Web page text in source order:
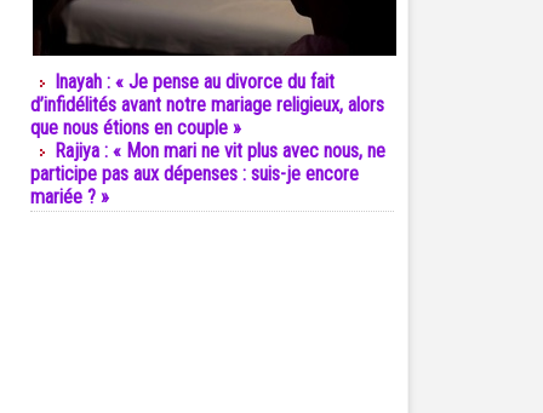
Inayah : « Je pense au divorce du fait
d’infidélités avant notre mariage religieux, alors
que nous étions en couple »
Rajiya : « Mon mari ne vit plus avec nous, ne
participe pas aux dépenses : suis-je encore
mariée ? »